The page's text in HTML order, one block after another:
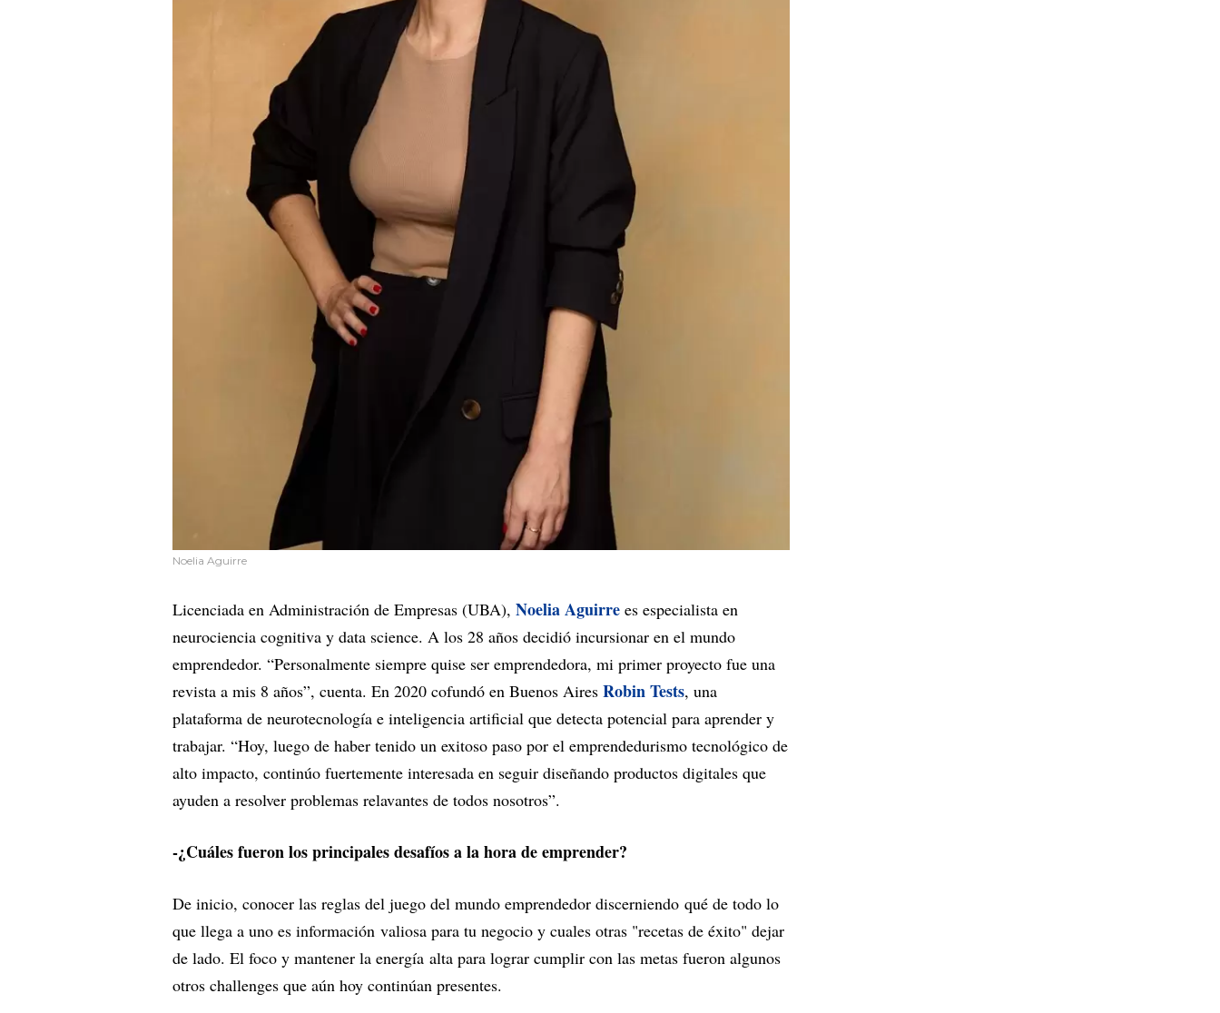
Noelia Aguirre
Licenciada en Administración de Empresas (UBA), Noelia Aguirre es especialista en
neurociencia cognitiva y data science. A los 28 años decidió incursionar en el mundo
emprendedor. “Personalmente siempre quise ser emprendedora, mi primer proyecto fue una
revista a mis 8 años”, cuenta. En 2020 cofundó en Buenos Aires Robin Tests, una
plataforma de neurotecnología e inteligencia artificial que detecta potencial para aprender y
trabajar. “Hoy, luego de haber tenido un exitoso paso por el emprendedurismo tecnológico de
alto impacto, continúo fuertemente interesada en seguir diseñando productos digitales que
ayuden a resolver problemas relavantes de todos nosotros”.
-¿Cuáles fueron los principales desafíos a la hora de emprender?
De inicio, conocer las reglas del juego del mundo emprendedor discerniendo qué de todo lo
que llega a uno es información valiosa para tu negocio y cuales otras "recetas de éxito" dejar
de lado. El foco y mantener la energía alta para lograr cumplir con las metas fueron algunos
otros challenges que aún hoy continúan presentes.